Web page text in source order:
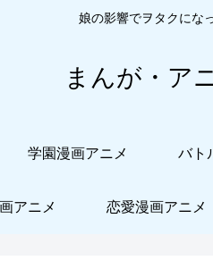
娘の影響でヲタクにな
まんが・ア
学園漫画アニメ バト
アニメ 恋愛漫画アニメ